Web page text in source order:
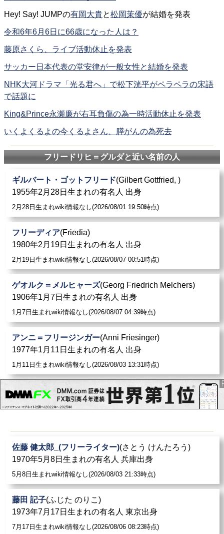
Hey! Say! JUMPの有岡大貴と松岡茉優が結婚を発表
令和6年6月6日に66歳になった人は？
藤原さくら、ライブ活動休止を発表
サッカー日本代表の堂安律が一般女性と結婚を発表
NHK大河ドラマ「光る君へ」で松下洸平がペラペラの宋語
で話題に
King&Prince永瀬廉が右耳負傷の為一時活動休止を発表
いくよくるよの今くるよさん、膵がんの為死去
フリードリヒ＝グルダと近い名前の人
ギルバート・ゴットフリード(Gilbert Gottfried, )
1955年2月28日生まれの有名人 出身
2月28日生まれwiki情報なし(2026/08/01 19:50時点)
フリーディア(Friedia)
1980年2月19日生まれの有名人 出身
2月19日生まれwiki情報なし(2026/08/07 00:51時点)
ゲオルク＝メルヒャーズ(Georg Friedrich Melchers)
1906年1月7日生まれの有名人 出身
1月7日生まれwiki情報なし(2026/08/07 04:39時点)
アンニ＝フリージンガー(Anni Friesinger)
1977年1月11日生まれの有名人 出身
1月11日生まれwiki情報なし(2026/08/03 13:31時点)
佐藤 健太郎_(フリーライター)(さとう けんたろう)
1970年5月8日生まれの有名人 兵庫出身
5月8日生まれwiki情報なし(2026/08/03 21:33時点)
藤田 記子(ふじた のりこ)
1973年7月17日生まれの有名人 東京出身
7月17日生まれwiki情報なし(2026/08/06 08:23時点)